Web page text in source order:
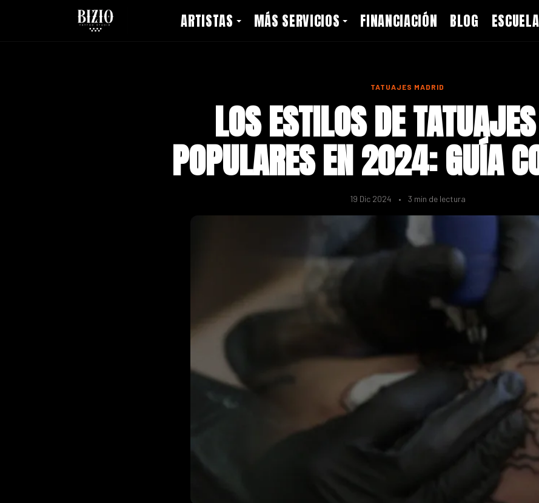
ARTISTAS MÁS SERVICIOS FINANCIACIÓN BLOG ESCUELA
TATUAJES MADRID
LOS ESTILOS DE
POPULARES EN 2024: GUÍA
19 Dic 2024 • 3 min de lectura